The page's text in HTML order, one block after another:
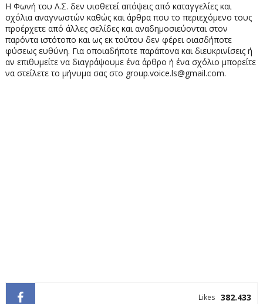
Η Φωνή του Λ.Σ. δεν υιοθετεί απόψεις από καταγγελίες και
σχόλια αναγνωστών καθώς και άρθρα που το περιεχόμενο τους
προέρχετε από άλλες σελίδες και αναδημοσιεύονται στον
παρόντα ιστότοπο και ως εκ τούτου δεν φέρει οιασδήποτε
φύσεως ευθύνη. Για οποιαδήποτε παράπονα και διευκρινίσεις ή
αν επιθυμείτε να διαγράψουμε ένα άρθρο ή ένα σχόλιο μπορείτε
να στείλετε το μήνυμα σας στο group.voice.ls@gmail.com.
382.433
Likes